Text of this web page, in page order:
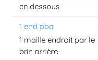
en dessous
1 end pba
1 maille endroit par le
brin arrière